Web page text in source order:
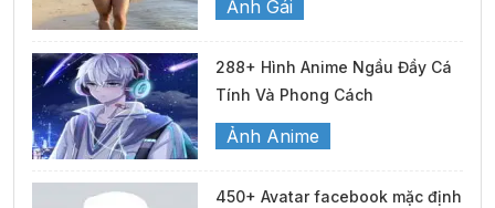
Ảnh Gái
288+ Hình Anime Ngầu Đầy Cá
Tính Và Phong Cách
Ảnh Anime
450+ Avatar facebook mặc định